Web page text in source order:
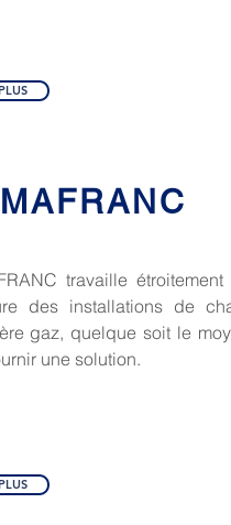
travaille
des installations de
gaz, quelque soit le
une solution.